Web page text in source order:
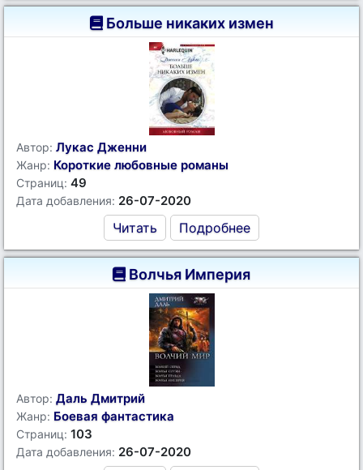
Больше никаких измен
Автор: Лукас Дженни
Жанр: Короткие любовные романы
Страниц: 49
Дата добавления: 26-07-2020
Читать Подробнее
Волчья Империя
Автор: Даль Дмитрий
Жанр: Боевая фантастика
Страниц: 103
Дата добавления: 26-07-2020